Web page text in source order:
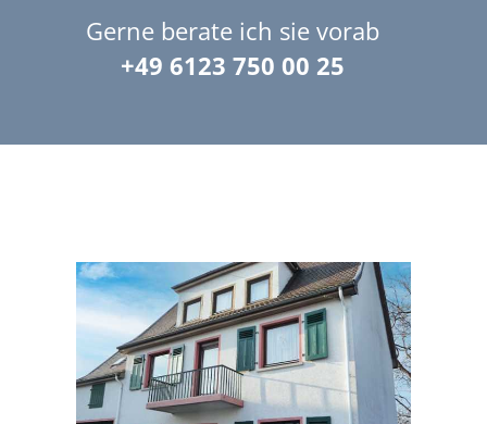
Gerne berate ich sie vorab
+49 6123 750 00 25